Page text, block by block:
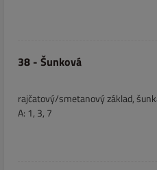
38 - Šunková
rajčatový/smetanový základ,
A: 1, 3, 7